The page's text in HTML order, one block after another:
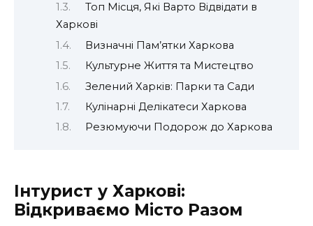
Топ Місця, Які Варто Відвідати в
Харкові
Визначні Пам’ятки Харкова
Культурне Життя та Мистецтво
Зелений Харків: Парки та Сади
Кулінарні Делікатеси Харкова
Резюмуючи Подорож до Харкова
Інтурист у Харкові:
Відкриваємо Місто Разом